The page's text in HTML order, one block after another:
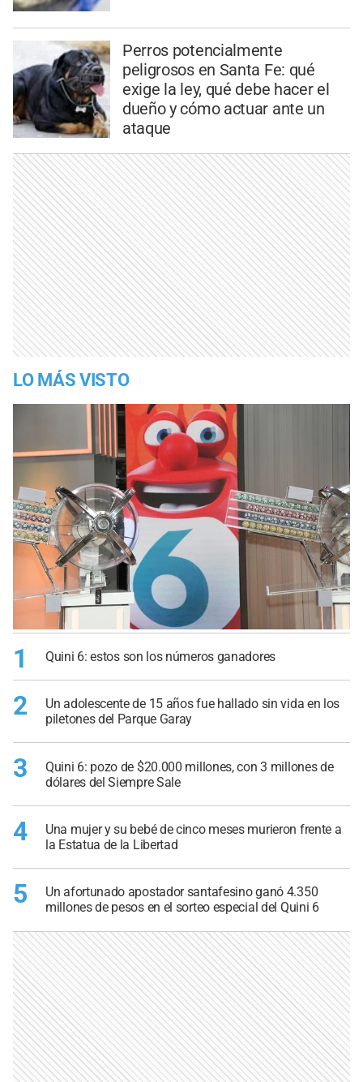
Perros potencialmente
peligrosos en Santa Fe: qué
exige la ley, qué debe hacer el
dueño y cómo actuar ante un
ataque
LO MÁS VISTO
1 Quini 6: estos son los números ganadores
2
Un adolescente de 15 años fue hallado sin vida en los
piletones del Parque Garay
3
Quini 6: pozo de $20.000 millones, con 3 millones de
dólares del Siempre Sale
4
Una mujer y su bebé de cinco meses murieron frente a
la Estatua de la Libertad
5
Un afortunado apostador santafesino ganó 4.350
millones de pesos en el sorteo especial del Quini 6